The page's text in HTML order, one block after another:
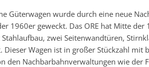
Güterwagen wurde durch eine neue
1960er geweckt. Das ORE hat Mitte
zwei Seitenwandtüren,
Wagen ist in großer Stückzahl mit
den Nachbarbahnverwaltungen wie der